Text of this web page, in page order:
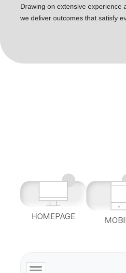
Drawing on extensive experience
we deliver outcomes that satisfy
HOMEPAGE